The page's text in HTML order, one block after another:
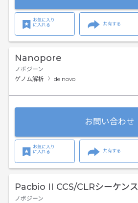
お気に入り
に入れる
共有する
Nanopore
ノボジーン
ゲノム解析
de novo
お問い合わせ
お気に入り
に入れる
共有する
Pacbio II CCS/CLRシーケンス
ノボジーン